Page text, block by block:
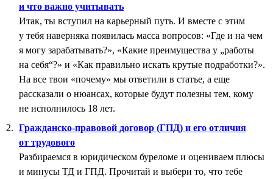
и что важно учитывать
Итак, ты вступил на карьерный путь. И вместе с этим
у тебя наверняка появилась масса вопросов: «Где и на чем
я могу зарабатывать?», «Какие преимущества у „работы
на себя“?» и «Как правильно искать крутые подработки?».
На все твои «почему» мы ответили в статье, а еще
рассказали о нюансах, которые будут полезны тем, кому
не исполнилось 18 лет.
Гражданско-правовой договор (ГПД) и его отличия
от трудового
Разбираемся в юридическом буреломе и оцениваем плюсы
и минусы ТД и ГПД. Прочитай и выбери то, что тебе